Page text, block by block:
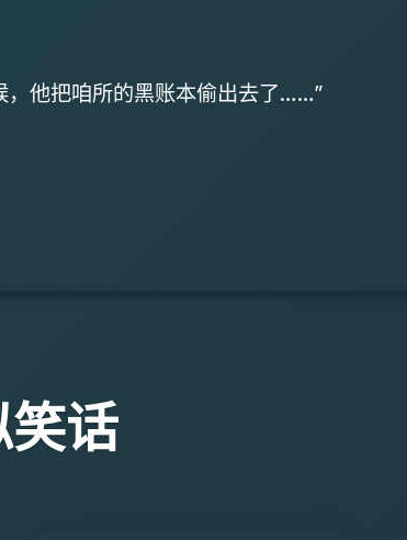
，他把咱所的黑账本偷出去了……”
话